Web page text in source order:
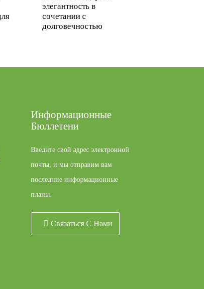
элегантность в
сочетании с
долговечностью
Информационные
Бюллетени
Введите свой адрес электронной
почты, и мы отправим вам
последние информационные
планы.
Связаться С Нами